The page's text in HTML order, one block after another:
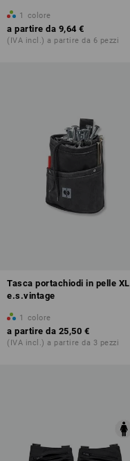
1 colore
a partire da 9,64 €
(IVA incl.) a partire da 6 pezzi
Tasca portachiodi in pelle XL
e.s.vintage
1 colore
a partire da 25,50 €
(IVA incl.) a partire da 3 pezzi